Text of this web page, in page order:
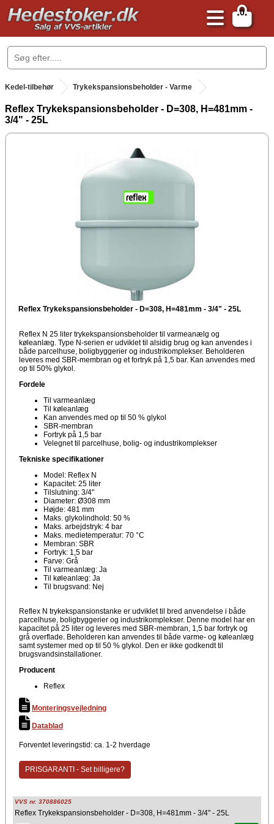
0
.
Kedel-tilbehør Trykekspansionsbeholder - Varme
Reflex Trykekspansionsbeholder - D=308, H=481mm -
3/4" - 25L
Reflex Trykekspansionsbeholder - D=308, H=481mm - 3/4" - 25L
Reflex N 25 liter trykekspansionsbeholder til varmeanælg og
køleanlæg. Type N-serien er udviklet til alsidig brug og kan anvendes i
både parcelhuse, boligbyggerier og industrikomplekser. Beholderen
leveres med SBR-membran og et fortryk på 1,5 bar. Kan anvendes med
op til 50% glykol.
Fordele
Til varmeanlæg
Til køleanlæg
Kan anvendes med op til 50 % glykol
SBR-membran
Fortryk på 1,5 bar
Velegnet til parcelhuse, bolig- og industrikomplekser
Tekniske specifikationer
Model: Reflex N
Kapacitet: 25 liter
Tilslutning: 3/4"
Diameter: Ø308 mm
Højde: 481 mm
Maks. glykolindhold: 50 %
Maks. arbejdstryk: 4 bar
Maks. medietemperatur: 70 °C
Membran: SBR
Fortryk: 1,5 bar
Farve: Grå
Til varmeanlæg: Ja
Til køleanlæg: Ja
Til brugsvand: Nej
Reflex N trykekspansionstanke er udviklet til bred anvendelse i både
parcelhuse, boligbyggerier og industrikomplekser. Denne model har en
kapacitet på 25 liter og leveres med SBR-membran, 1,5 bar fortryk og
grå overflade. Beholderen kan anvendes til både varme- og køleanlæg
samt systemer med op til 50 % glykol. Den er ikke godkendt til
brugsvandsinstallationer.
Producent
Reflex
Monteringsvejledning
Datablad
Forventet leveringstid: ca. 1-2 hverdage
PRISGARANTI - Set billigere?
VVS nr. 370886025
Reflex Trykekspansionsbeholder - D=308, H=481mm - 3/4" - 25L